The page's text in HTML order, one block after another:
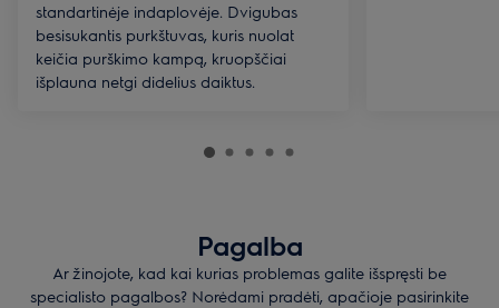
standartinėje indaplovėje. Dvigubas
besisukantis purkštuvas, kuris nuolat
keičia purškimo kampą, kruopščiai
išplauna netgi didelius daiktus.
Pagalba
Ar žinojote, kad kai kurias problemas galite išspręsti be
specialisto pagalbos? Norėdami pradėti, apačioje pasirinkite